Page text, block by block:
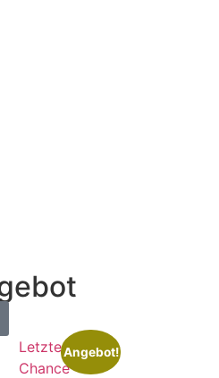
Letzte
Chance
Angebot!